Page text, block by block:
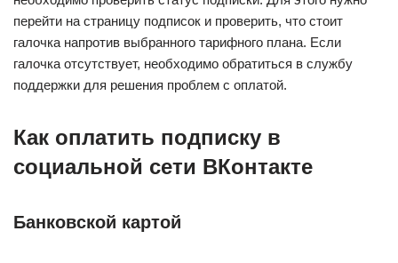
перейти на страницу подписок и проверить, что стоит
галочка напротив выбранного тарифного плана. Если
галочка отсутствует, необходимо обратиться в службу
поддержки для решения проблем с оплатой.
Как оплатить подписку в
социальной сети ВКонтакте
Банковской картой